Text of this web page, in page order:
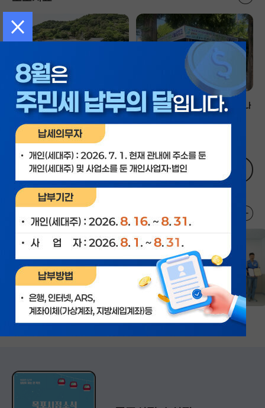
팝업 닫기
목포시, 노인 목욕비·이·미용비 지
원 내년부터‘바우처 ..
2026-08-07
용당1동, 주민과 함께하는 생수 나
눔으로 폭염 극복
내용 더보기 1 / 5